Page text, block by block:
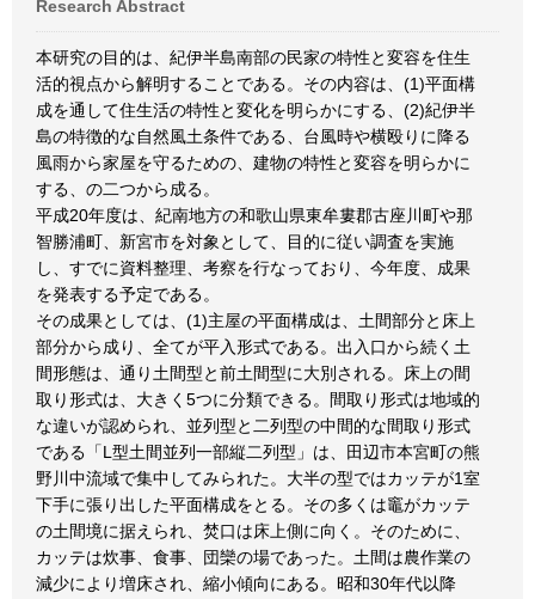
Research Abstract
本研究の目的は、紀伊半島南部の民家の特性と変容を住生
活的視点から解明することである。その内容は、(1)平面構
成を通して住生活の特性と変化を明らかにする、(2)紀伊半
島の特徴的な自然風土条件である、台風時や横殴りに降る
風雨から家屋を守るための、建物の特性と変容を明らかに
する、の二つから成る。
平成20年度は、紀南地方の和歌山県東牟婁郡古座川町や那
智勝浦町、新宮市を対象として、目的に従い調査を実施
し、すでに資料整理、考察を行なっており、今年度、成果
を発表する予定である。
その成果としては、(1)主屋の平面構成は、土間部分と床上
部分から成り、全てが平入形式である。出入口から続く土
間形態は、通り土間型と前土間型に大別される。床上の間
取り形式は、大きく5つに分類できる。間取り形式は地域的
な違いが認められ、並列型と二列型の中間的な間取り形式
である「L型土間並列一部縦二列型」は、田辺市本宮町の熊
野川中流域で集中してみられた。大半の型ではカッテが1室
下手に張り出した平面構成をとる。その多くは竈がカッテ
の土間境に据えられ、焚口は床上側に向く。そのために、
カッテは炊事、食事、団欒の場であった。土間は農作業の
減少により増床され、縮小傾向にある。昭和30年代以降